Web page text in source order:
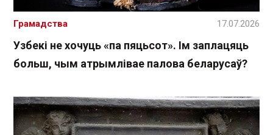
Узбекі не хочуць «па пяцьсот». Ім заплацяць
больш, чым атрымлівае палова беларусаў?
Грамадства 17.07.2026